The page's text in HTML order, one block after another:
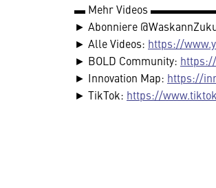
▬ Mehr Videos
► Abonniere
► Alle Videos: https://
► BOLD Community:
► Innovation Map: https://
► TikTok: https://